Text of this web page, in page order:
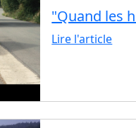
"Quand les
Lire l'article